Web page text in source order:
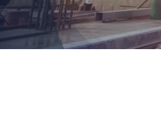
Altura
Óculos